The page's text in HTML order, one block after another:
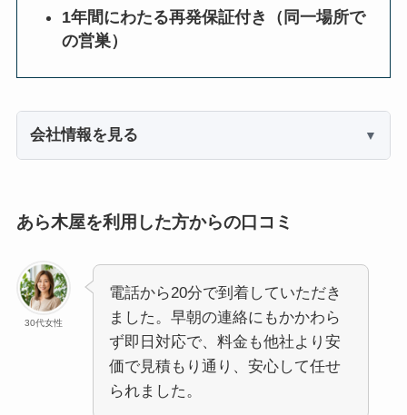
1年間にわたる再発保証付き（同一場所で
の営巣）
会社情報を見る
あら木屋を利用した方からの口コミ
30代女性
電話から20分で到着していただき
ました。早朝の連絡にもかかわら
ず即日対応で、料金も他社より安
価で見積もり通り、安心して任せ
られました。